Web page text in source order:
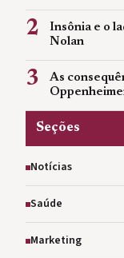
2
Insônia e o
Nolan
3
As
Seções
Notícias
Saúde
Marketing